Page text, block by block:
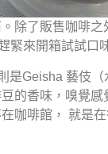
除了販售咖啡之
緊來開箱試試口
是Geisha 藝伎
的香味，嗅覺
咖啡館， 就是